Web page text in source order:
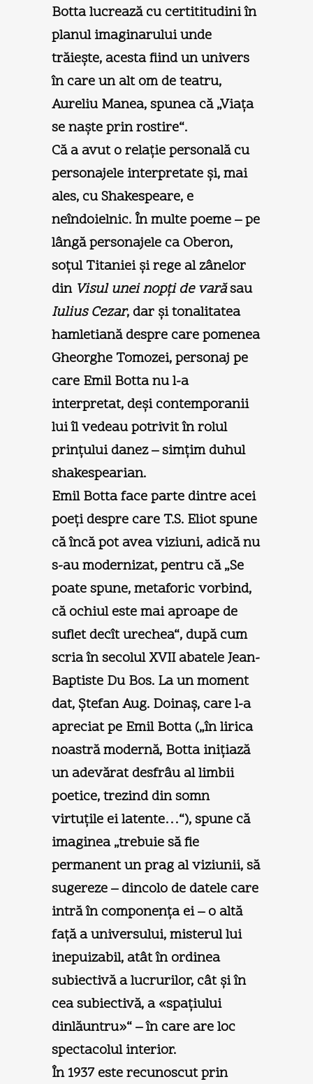
Botta lucrează cu certititudini în
planul imaginarului unde
trăieşte, acesta fiind un univers
în care un alt om de teatru,
Aureliu Manea, spunea că „Viaţa
se naşte prin rostire“.
Că a avut o relaţie personală cu
personajele interpretate şi, mai
ales, cu Shakespeare, e
neîndoielnic. În multe poeme – pe
lângă personajele ca Oberon,
soţul Titaniei şi rege al zânelor
din Visul unei nopţi de varăsau
Iulius Cezar, dar şi tonalitatea
hamletiană despre care pomenea
Gheorghe Tomozei, personaj pe
care Emil Botta nu l-a
interpretat, deşi contemporanii
lui îl vedeau potrivit în rolul
prinţului danez – simţim duhul
shakespearian.
Emil Botta face parte dintre acei
poeţi despre care T.S. Eliot spune
că încă pot avea viziuni, adică nu
s-au modernizat, pentru că „Se
poate spune, metaforic vorbind,
că ochiul este mai aproape de
suflet decît urechea“, după cum
scria în secolul XVII abatele Jean-
Baptiste Du Bos. La un moment
dat, Ştefan Aug. Doinaş, care l-a
apreciat pe Emil Botta („în lirica
noastră modernă, Botta iniţiază
un adevărat desfrâu al limbii
poetice, trezind din somn
virtuţile ei latente…“), spune că
imaginea „trebuie să fie
permanent un prag al viziunii, să
sugereze – dincolo de datele care
intră în componenţa ei – o altă
faţă a universului, misterul lui
inepuizabil, atât în ordinea
subiectivă a lucrurilor, cât şi în
cea subiectivă, a «spaţiului
dinlăuntru»“ – în care are loc
spectacolul interior.
În 1937 este recunoscut prin